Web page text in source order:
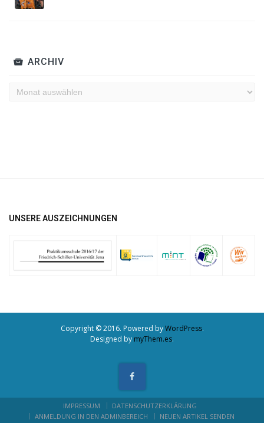
ARCHIV
Archiv
UNSERE AUSZEICHNUNGEN
Copyright © 2016. Powered byWordPress.
Designed by myThem.es.
IMPRESSUM
DATENSCHUTZERKLÄRUNG
ANMELDUNG IN DEN ADMINBEREICH
NEUEN ARTIKEL SENDEN